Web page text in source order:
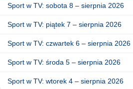
Sport w TV: sobota 8 – sierpnia 2026
Sport w TV: piątek 7 – sierpnia 2026
Sport w TV: czwartek 6 – sierpnia 2026
Sport w TV: środa 5 – sierpnia 2026
Sport w TV: wtorek 4 – sierpnia 2026